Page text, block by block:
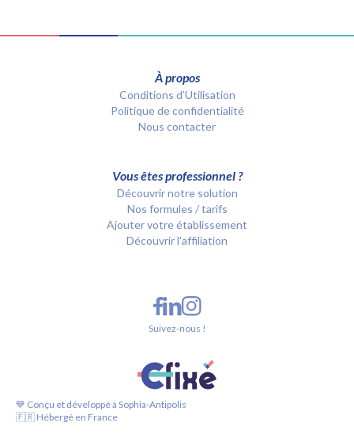
À propos
Conditions d’Utilisation
Politique de confidentialité
Nous contacter
Vous êtes professionnel ?
Découvrir notre solution
Nos formules / tarifs
Ajouter votre établissement
Découvrir l'affiliation
💙 Conçu et développé à Sophia-Antipolis
🇫🇷 Hébergé en France
Suivez-nous !